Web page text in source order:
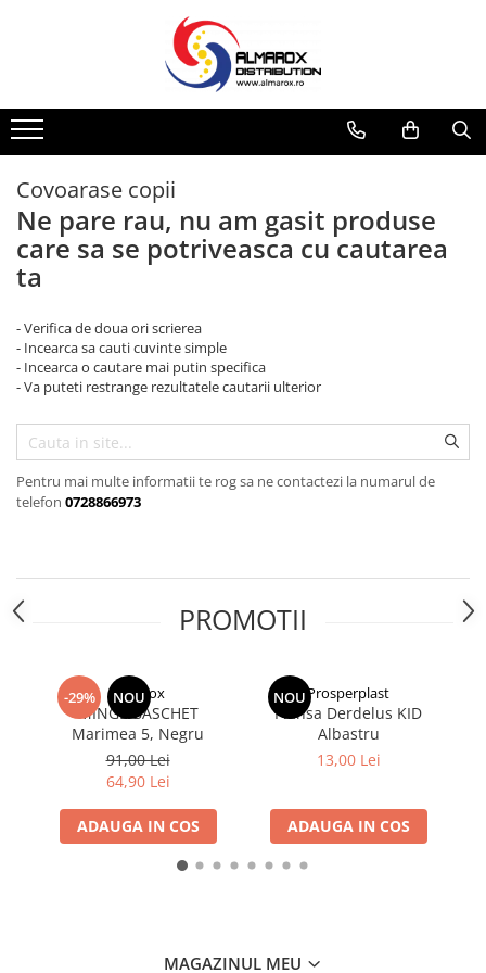
Aparat de facut Bulgari
Saniute
Disc-uri Derdelus
Planse Derdelus
Jucarii interior
Jucarii exterior
Mingi
Badminton
Covoarase copii
Ne pare rau, nu am gasit produse
care sa se potriveasca cu cautarea
ta
- Verifica de doua ori scrierea
- Incearca sa cauti cuvinte simple
- Incearca o cautare mai putin specifica
- Va puteti restrange rezultatele cautarii ulterior
Pentru mai multe informatii te rog sa ne contactezi la numarul de
telefon 0728866973
PROMOTII
-29% NOU
Almarox
MINGE BASCHET
Marimea 5, Negru
91,00 Lei
64,90 Lei
ADAUGA IN COS
NOUProsperplast
Plansa Derdelus KID
Albastru
13,00 Lei
ADAUGA IN COS
MAGAZINUL MEU